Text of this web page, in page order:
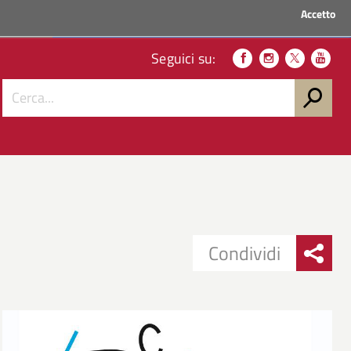
Accetto
Seguici su:
Condividi